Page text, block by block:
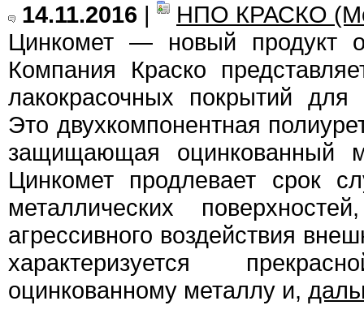
14.11.2016 |
НПО КРАСКО
Цинкомет — новый продукт
Компания Краско
лакокрасочных покрытий для
Это двухкомпонентная
защищающая оцинкованный
Цинкомет продлевает срок
металлических
агрессивного воздействия
характеризуется
оцинкованному металлу и,